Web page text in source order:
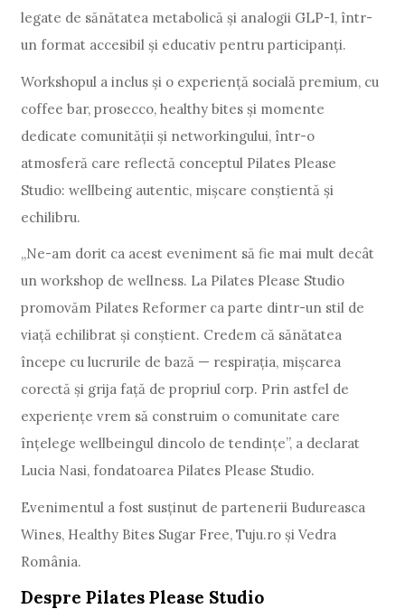
legate de sănătatea metabolică și analogii GLP-1, într-
un format accesibil și educativ pentru participanți.
Workshopul a inclus și o experiență socială premium, cu
coffee bar, prosecco, healthy bites și momente
dedicate comunității și networkingului, într-o
atmosferă care reflectă conceptul Pilates Please
Studio: wellbeing autentic, mișcare conștientă și
echilibru.
„Ne-am dorit ca acest eveniment să fie mai mult decât
un workshop de wellness. La Pilates Please Studio
promovăm Pilates Reformer ca parte dintr-un stil de
viață echilibrat și conștient. Credem că sănătatea
începe cu lucrurile de bază — respirația, mișcarea
corectă și grija față de propriul corp. Prin astfel de
experiențe vrem să construim o comunitate care
înțelege wellbeingul dincolo de tendințe”, a declarat
Lucia Nasi, fondatoarea Pilates Please Studio.
Evenimentul a fost susținut de partenerii Budureasca
Wines, Healthy Bites Sugar Free, Tuju.ro și Vedra
România.
Despre Pilates Please Studio